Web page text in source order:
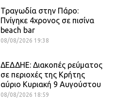
Τραγωδία στην Πάρο:
Πνίγηκε 4χρονος σε πισίνα
beach bar
08/08/2026 19:38
ΔΕΔΔΗΕ: Διακοπές ρεύματος
σε περιοχές της Κρήτης
αύριο Κυριακή 9 Αυγούστου
08/08/2026 18:59